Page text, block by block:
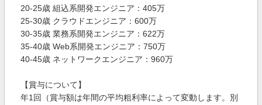
20-25歳 組込系開発エンジニア：405万
25-30歳 クラウドエンジニア：600万
30-35歳 業務系開発エンジニア：622万
35-40歳 Web系開発エンジニア：750万
40-45歳 ネットワークエンジニア：960万
【賞与について】
年1回（賞与額は年間の平均粗利率によって変動します。別